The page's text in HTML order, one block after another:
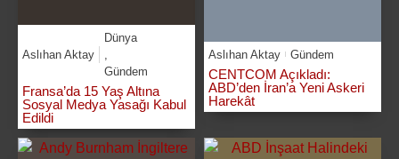
Aslıhan Aktay
Dünya
Gündem
Fransa’da 15 Yaş Altına
Sosyal Medya Yasağı Kabul
Edildi
Aslıhan Aktay Gündem
CENTCOM Açıkladı:
ABD’den İran’a Yeni Askeri
Harekât